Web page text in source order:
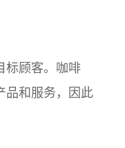
标顾客。咖啡
品和服务，因此